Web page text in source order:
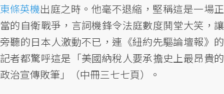
東條英機出庭之時。他毫不退縮，堅稱這是一場正
當的自衛戰爭，言詞機鋒令法庭數度鬨堂大笑，讓
旁聽的日本人激動不已，連《紐約先驅論壇報》的
記者都驚呼這是「美國納稅人要承擔史上最昂貴的
政治宣傳敗筆」（中冊三七七頁）。